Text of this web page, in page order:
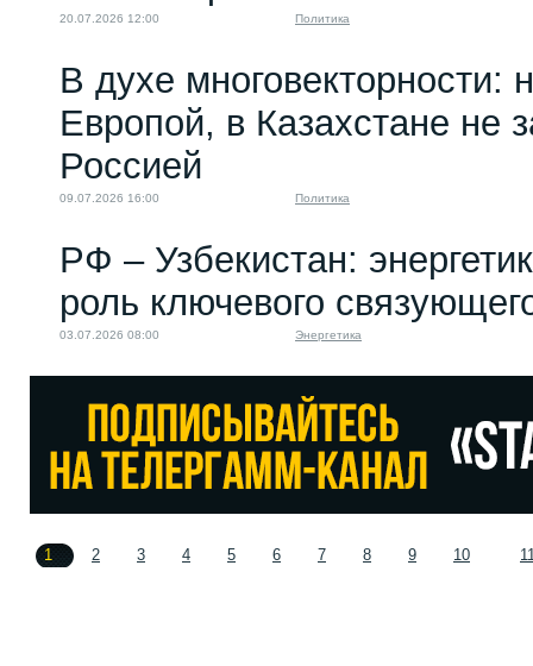
20.07.2026 12:00 Политика
В духе многовекторности:
Европой, в Казахстане не
Россией
09.07.2026 16:00 Политика
РФ – Узбекистан:
роль ключевого
03.07.2026 08:00 Энергетика
1 2 3 4 5 6 7 8 9 10